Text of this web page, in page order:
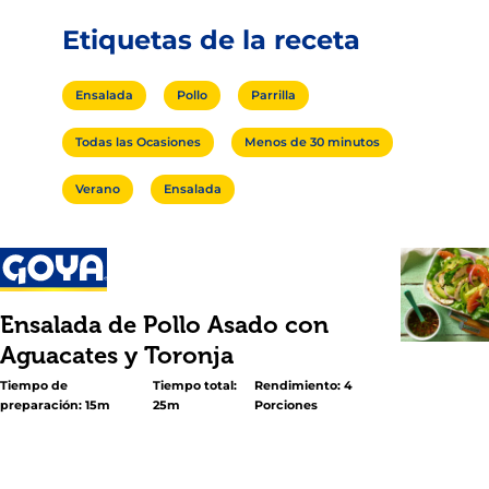
Etiquetas de la receta
Ensalada Pollo Parrilla
Todas las Ocasiones Menos de 30 minutos
Verano Ensalada
Ensalada de Pollo Asado con
Aguacates y Toronja
Tiempo de
preparación: 15m
Tiempo total:
25m
Rendimiento: 4
Porciones